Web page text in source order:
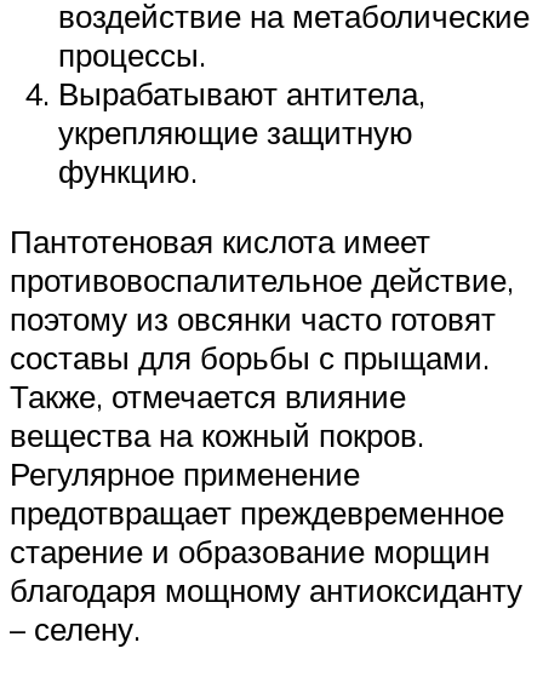
воздействие на метаболические
процессы.
Вырабатывают антитела,
укрепляющие защитную
функцию.
Пантотеновая кислота имеет
противовоспалительное действие,
поэтому из овсянки часто готовят
составы для борьбы с прыщами.
Также, отмечается влияние
вещества на кожный покров.
Регулярное применение
предотвращает преждевременное
старение и образование морщин
благодаря мощному антиоксиданту
– селену.